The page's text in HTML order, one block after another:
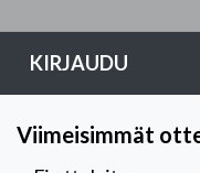
KIRJAUDU
Viimeisimmät